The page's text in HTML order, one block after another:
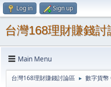
Log in Sign up
台灣168理財賺錢討
Main Menu
台灣168理財賺錢討論區 ► 數字貨